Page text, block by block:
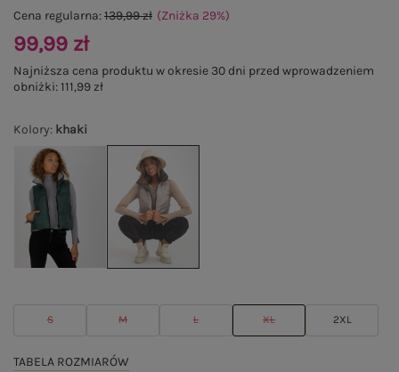
Kolory: khaki
S M L XL 2XL
TABELA ROZMIARÓW
Cena regularna:139,99 zł (Zniżka 29%)
99,99 zł
Najniższa cena produktu w okresie 30 dni przed wprowadzeniem
obniżki:111,99 zł